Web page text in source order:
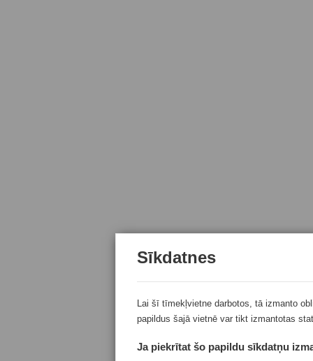
Sīkdatnes
Lai šī tīmekļvietne darbotos, tā izmanto
papildus šajā vietnē var tikt izmantotas
Ja piekrītat šo papildu sīkdatņu